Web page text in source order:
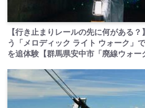
【行き止まりレールの先に何がある
う「メロディック ライト ウォーク」
を追体験【群馬県安中市「廃線ウォー